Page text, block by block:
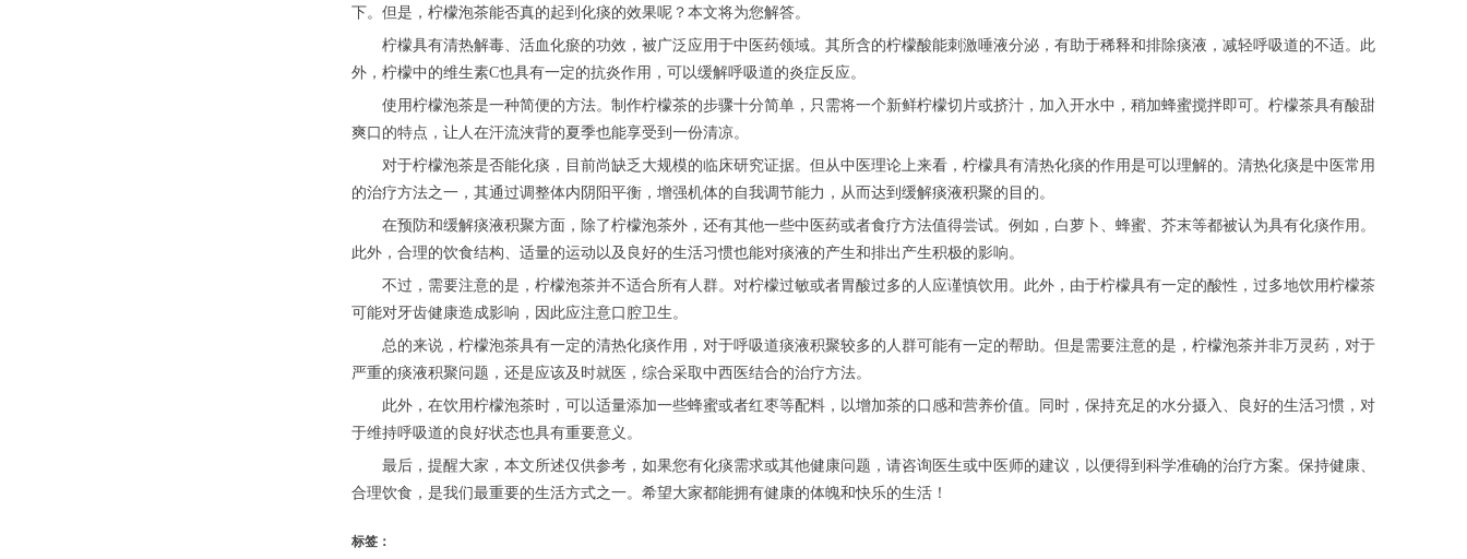
下。但是，柠檬泡茶能否真的起到化痰的效果呢？本文将为您解答。
柠檬具有清热解毒、活血化瘀的功效，被广泛应用于中医药领域。其所含的柠檬酸能刺激唾液分泌，有助于稀释和排除痰液，减轻呼吸道的不适。此
外，柠檬中的维生素C也具有一定的抗炎作用，可以缓解呼吸道的炎症反应。
使用柠檬泡茶是一种简便的方法。制作柠檬茶的步骤十分简单，只需将一个新鲜柠檬切片或挤汁，加入开水中，稍加蜂蜜搅拌即可。柠檬茶具有酸甜
爽口的特点，让人在汗流浃背的夏季也能享受到一份清凉。
对于柠檬泡茶是否能化痰，目前尚缺乏大规模的临床研究证据。但从中医理论上来看，柠檬具有清热化痰的作用是可以理解的。清热化痰是中医常用
的治疗方法之一，其通过调整体内阴阳平衡，增强机体的自我调节能力，从而达到缓解痰液积聚的目的。
在预防和缓解痰液积聚方面，除了柠檬泡茶外，还有其他一些中医药或者食疗方法值得尝试。例如，白萝卜、蜂蜜、芥末等都被认为具有化痰作用。
此外，合理的饮食结构、适量的运动以及良好的生活习惯也能对痰液的产生和排出产生积极的影响。
不过，需要注意的是，柠檬泡茶并不适合所有人群。对柠檬过敏或者胃酸过多的人应谨慎饮用。此外，由于柠檬具有一定的酸性，过多地饮用柠檬茶
可能对牙齿健康造成影响，因此应注意口腔卫生。
总的来说，柠檬泡茶具有一定的清热化痰作用，对于呼吸道痰液积聚较多的人群可能有一定的帮助。但是需要注意的是，柠檬泡茶并非万灵药，对于
严重的痰液积聚问题，还是应该及时就医，综合采取中西医结合的治疗方法。
此外，在饮用柠檬泡茶时，可以适量添加一些蜂蜜或者红枣等配料，以增加茶的口感和营养价值。同时，保持充足的水分摄入、良好的生活习惯，对
于维持呼吸道的良好状态也具有重要意义。
最后，提醒大家，本文所述仅供参考，如果您有化痰需求或其他健康问题，请咨询医生或中医师的建议，以便得到科学准确的治疗方案。保持健康、
合理饮食，是我们最重要的生活方式之一。希望大家都能拥有健康的体魄和快乐的生活！
标签：